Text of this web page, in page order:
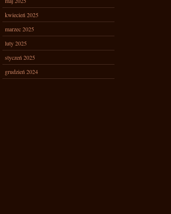
kwiecień 2025
marzec 2025
luty 2025
styczeń 2025
grudzień 2024